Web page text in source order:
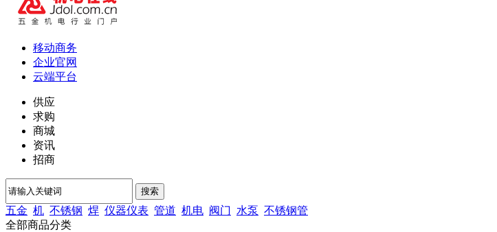
移动商务
企业官网
云端平台
供应
求购
商城
资讯
招商
搜索
五金 机 不锈钢 焊 仪器仪表 管道 机电 阀门 水泵 不锈钢管
全部商品分类